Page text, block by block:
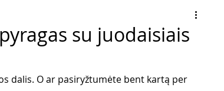
su juodaisiais
dalis. O ar pasiryžtumėte bent kartą per